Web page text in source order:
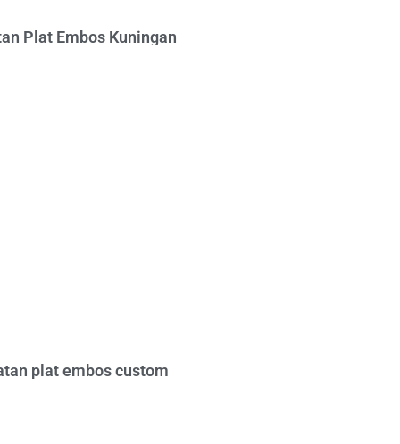
Plat Embos Kuningan
plat embos custom